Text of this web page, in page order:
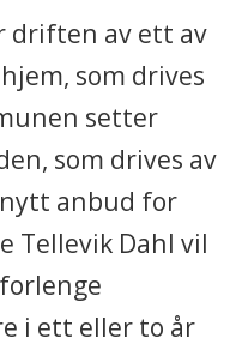
driften av ett av
som drives
setter
som drives av
anbud for
Tellevik Dahl vil
i ett eller to år